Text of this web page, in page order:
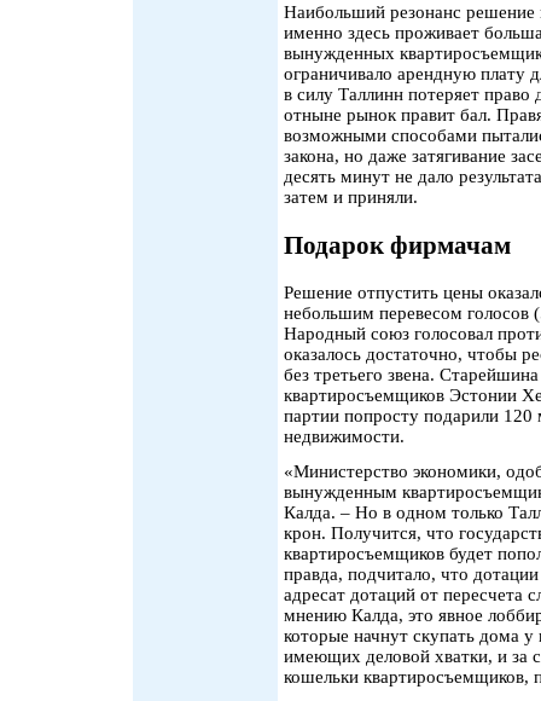
Наибольший резонанс решение
именно здесь проживает
вынужденных
ограничивало арендную плату
в силу Таллинн потеряет право
отныне рынок правит бал.
возможными способами
закона, но даже затягивание
десять минут не дало
затем и приняли.
Подарок фирмачам
Решение отпустить цены
небольшим перевесом
Народный союз голосовал
оказалось достаточно, чтобы
без третьего звена.
квартиросъемщиков Эстонии
партии попросту подарили
недвижимости.
«Министерство экономики,
вынужденным
Калда. – Но в одном только
крон. Получится, что
квартиросъемщиков будет
правда, подчитало, что
адресат дотаций от пересчета
мнению Калда, это явное
которые начнут скупать дома
имеющих деловой хватки, и за
кошельки квартиросъемщиков,